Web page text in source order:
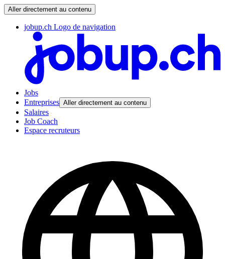
Aller directement au contenu
jobup.ch Logo de navigation
Jobs
Entreprises Aller directement au contenu
Salaires
Job Coach
Espace recruteurs